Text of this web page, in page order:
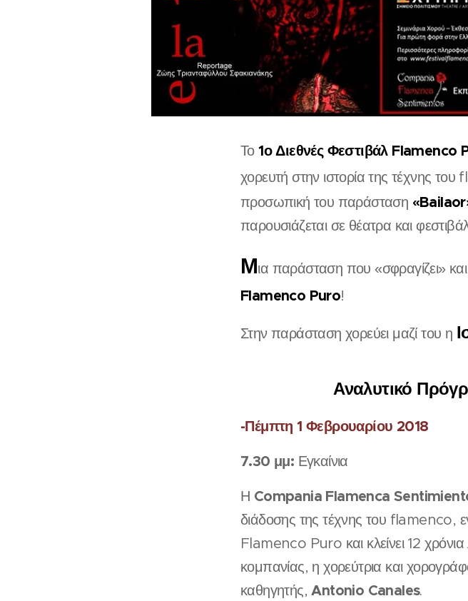
Το1ο Διεθνές Φεστιβάλ Flamenco
χορευτή στην ιστορία της τέχνης
προσωπική του παράσταση
παρουσιάζεται σε θέατρα και
Μια παράσταση που «σφραγίζει»
Flamenco Puro!
Στην παράσταση χορεύει μαζί του η
Αναλυτικό
-Πέμπτη 1 Φεβρουαρίου 2018
7.30 μμ: Εγκαίνια
Η Compania Flamenca
διάδοσης της τέχνης του flamenco,
Flamenco Puro και κλείνει 12 χρόνια
κομπανίας, η χορεύτρια και
καθηγητής, Antonio Canales.